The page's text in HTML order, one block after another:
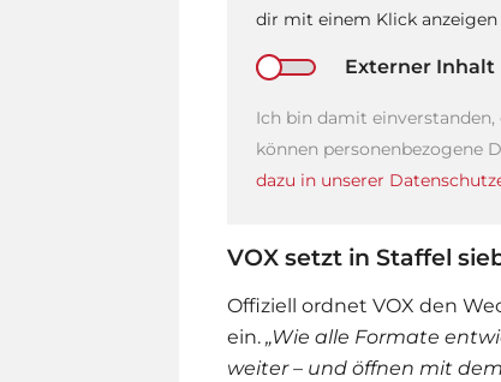
dir mit einem Klick anzeigen
Externer Inhalt
Ich bin damit
können
dazu in unserer
VOX setzt in Staffel
Offiziell ordnet VOX den
ein. „Wie alle Formate
weiter – und öffnen mit